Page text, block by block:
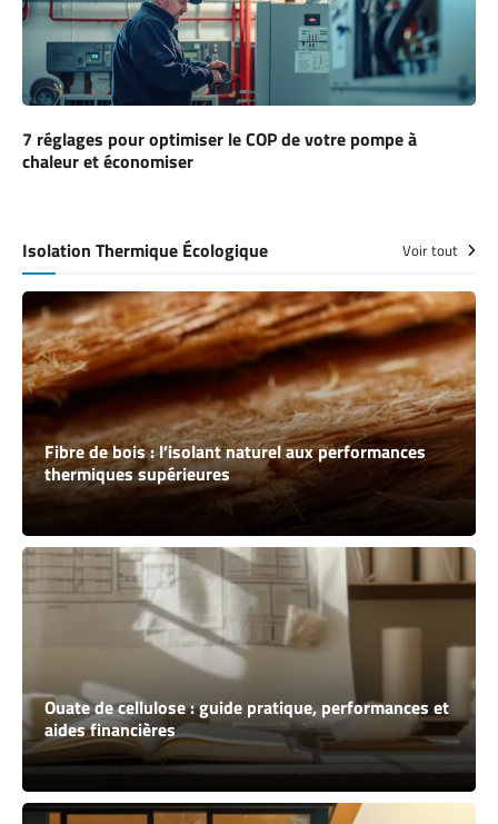
7 réglages pour optimiser le COP de votre pompe à
chaleur et économiser
Isolation Thermique Écologique Voir tout
Fibre de bois : l’isolant naturel aux performances
thermiques supérieures
Ouate de cellulose : guide pratique, performances et
aides financières